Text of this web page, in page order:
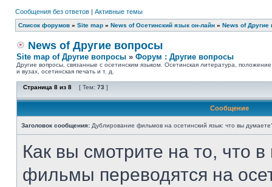
Сообщения без ответов | Активные темы
Список форумов » Site map » News of Осетинский язык он-лайн » News of Другие
News of Другие вопросы
Site map of Другие вопросы » Форум : Другие вопросы
Другие вопросы, связанные с осетинским языком. Осетинская литература,
и вузах, осетинская печать и т. д.
Страница 8 из 8 [ Тем: 73 ]
Сообщение
Заголовок сообщения: Дублирование фильмов на осетинский язык: что вы
Как вы смотрите на то, что
фильмы переводятся на